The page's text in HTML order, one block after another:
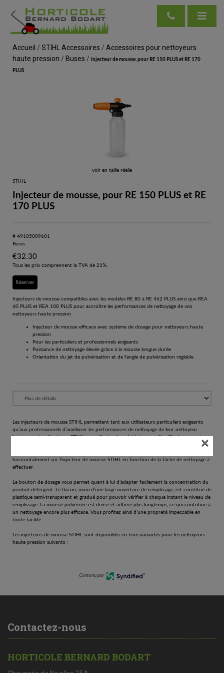
Accueil / STIHL Accessoires / Accessoires pour nettoyeurs
haute pression / Buses / Injecteur de mousse, pour RE 150 PLUS et RE 170
PLUS
voir en taille réelle
STIHL
Injecteur de mousse, pour RE 150 PLUS et RE
170 PLUS
# 49105009601
Buses
€32.30
Tous les prix comprennent la TVA de 21%.
Réserver
Injecteurs de mousse compatibles avec les modèles RE 80 à RE 462 PLUS ainsi que REA
60 PLUS et REA 100 PLUS pour accroître les performances de nettoyage de vos
nettoyeurs haute pression
Injecteur de mousse efficace avec système de dosage pour nettoyeurs haute
pression
Pour les particuliers et professionnels exigeants
Puissance de nettoyage élevée grâce à la mousse longue durée
Orientation du jet de pulvérisation et de l'angle de pulvérisation réglable
Les injecteurs de mousse STIHL permettent tant aux utilisateurs particuliers exigeants
qu’aux professionnels d’améliorer les performances de nettoyage de leur nettoyeur
haute pression électrique STIHL pour éliminer les saletés tenaces. Il suffit de connecter
l’injecteur de mousse STIHL à la lance et celui-ci ajoutera du détergent à l’eau projetée.
horizontalement sur l’injecteur de mousse STIHL en fonction de la tâche de nettoyage à
effectuer.
Le bouton de dosage vous permet quant à lui d’adapter facilement la concentration du
produit détergent. Le flacon, muni d’une large ouverture de remplissage, est constitué de
plastique semi-transparent et gradué pour pouvoir vérifier à chaque instant le niveau de
remplissage. La mousse pulvérisée est dense et adhère plus longtemps, ce qui contribue à
un nettoyage encore plus efficace. Vous profitez ainsi d’une propreté impeccable en
toute facilité.
Les injecteurs de mousse STIHL sont disponibles en trois variantes pour les nettoyeurs
haute pression suivants :
Contenu par
Contactez-nous
HORTICOLE BERNARD BODART
×